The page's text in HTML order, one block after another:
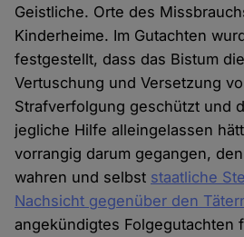
Geistliche. Orte des
Kinderheime. Im Gutachten
festgestellt, dass das Bistum
Vertuschung und Versetzung
Strafverfolgung geschützt und
jegliche Hilfe alleingelassen
vorrangig darum gegangen,
wahren und selbst staatliche
Nachsicht gegenüber den
angekündigtes Folgegutachten